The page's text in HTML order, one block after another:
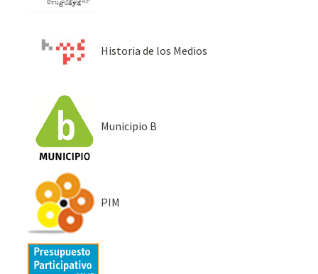
Historia de los Medios
Municipio B
PIM